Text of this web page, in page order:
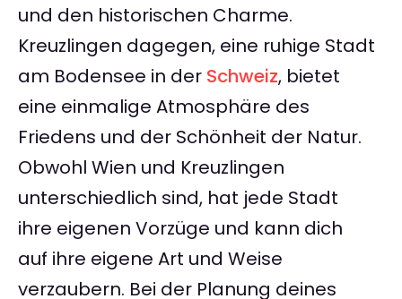
und den historischen Charme.
Kreuzlingen dagegen, eine ruhige Stadt
am Bodensee in der Schweiz, bietet
eine einmalige Atmosphäre des
Friedens und der Schönheit der Natur.
Obwohl Wien und Kreuzlingen
unterschiedlich sind, hat jede Stadt
ihre eigenen Vorzüge und kann dich
auf ihre eigene Art und Weise
verzaubern. Bei der Planung deines